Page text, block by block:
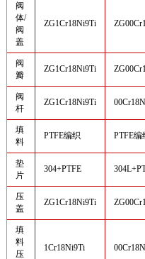
阀
体/
阀
盖
ZG1Cr18Ni9Ti
阀
瓣
ZG1Cr18Ni9Ti
阀
杆
ZG1Cr18Ni9Ti
填
料
PTFE编织 PTFE编
垫
片
304+PTFE
压
盖
ZG1Cr18Ni9Ti
填
料
压
1Cr18Ni9Ti